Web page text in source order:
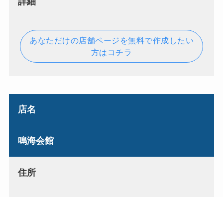
あなただけの店舗ページを無料で作成したい
方はコチラ
店名
鳴海会館
住所